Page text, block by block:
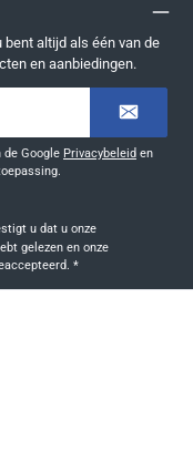
altijd als één van de
en aanbiedingen.
de Google Privacybeleid en
Door doorgaan te selecteren, bevestigt u dat u onze
*